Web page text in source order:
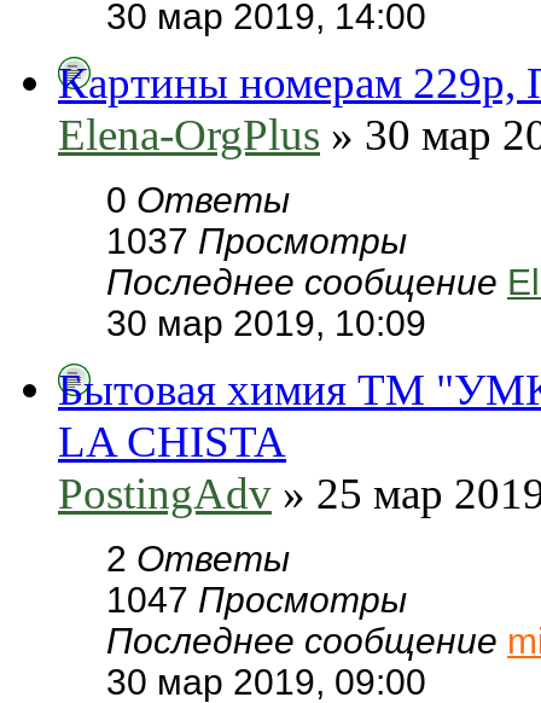
30 мар 2019, 14:00
Картины номерам 229p,
Elena-OrgPlus » 30 мар
0 Ответы
1037 Просмотры
Последнее сообщение
30 мар 2019, 10:09
Бытовая химия ТМ
LA CHISTA
PostingAdv » 25 мар
2 Ответы
1047 Просмотры
Последнее сообщение
30 мар 2019, 09:00